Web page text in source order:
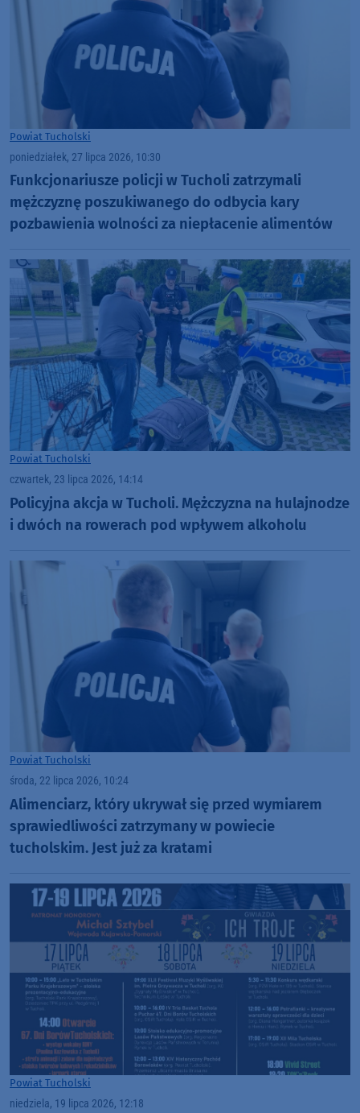
Powiat Tucholski
poniedziałek, 27 lipca 2026, 10:30
Funkcjonariusze policji w Tucholi zatrzymali
mężczyznę poszukiwanego do odbycia kary
pozbawienia wolności za niepłacenie alimentów
Powiat Tucholski
czwartek, 23 lipca 2026, 14:14
Policyjna akcja w Tucholi. Mężczyzna na hulajnodze
i dwóch na rowerach pod wpływem alkoholu
Powiat Tucholski
środa, 22 lipca 2026, 10:24
Alimenciarz, który ukrywał się przed wymiarem
sprawiedliwości zatrzymany w powiecie
tucholskim. Jest już za kratami
Powiat Tucholski
niedziela, 19 lipca 2026, 12:18